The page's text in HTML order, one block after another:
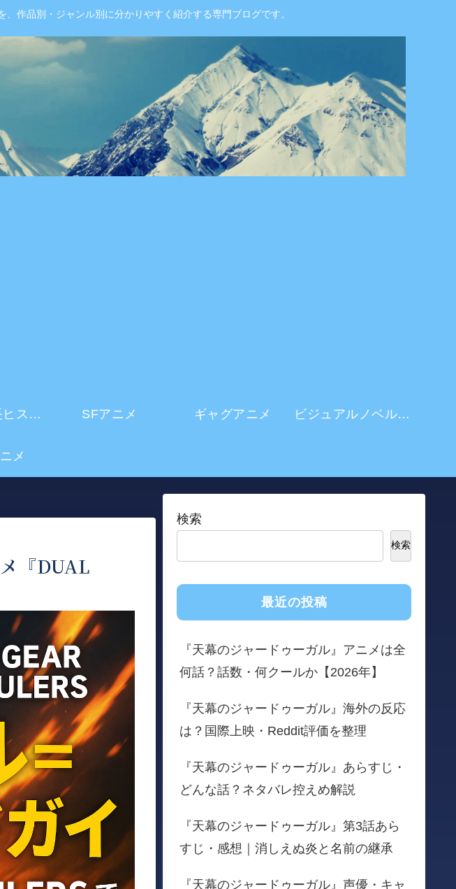
作品別・ジャンル別に分かりやすく紹介する専門ブログです。
アニメ 成長ヒストリー SFアニメ ギャグアニメ ビジュアルノベル系 アニメ
メ
『DUAL
検索
検索
最近の投稿
『天幕のジャードゥーガル』アニメは全
何話？話数・何クールか【2026年】
『天幕のジャードゥーガル』海外の反応
は？国際上映・Reddit評価を整理
『天幕のジャードゥーガル』あらすじ・
どんな話？ネタバレ控えめ解説
『天幕のジャードゥーガル』第3話あら
すじ・感想｜消しえぬ炎と名前の継承
『天幕のジャードゥーガル』声優・キャ